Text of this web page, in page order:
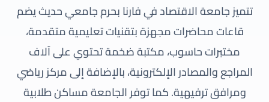
تتميز جامعة الاقتصاد في فارنا بحرم جامعي حديث يضم
قاعات محاضرات مجهزة بتقنيات تعليمية متقدمة،
مختبرات حاسوب، مكتبة ضخمة تحتوي على آلاف
المراجع والمصادر الإلكترونية، بالإضافة إلى مركز رياضي
ومرافق ترفيهية. كما توفر الجامعة مساكن طلابية